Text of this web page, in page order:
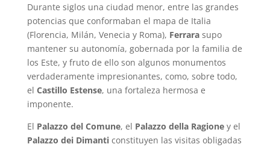
Durante siglos una ciudad menor, entre las grandes
potencias que conformaban el mapa de Italia
(Florencia, Milán, Venecia y Roma), Ferrarasupo
mantener su autonomía, gobernada por la familia de
los Este, y fruto de ello son algunos monumentos
verdaderamente impresionantes, como, sobre todo,
el Castillo Estense, una fortaleza hermosa e
imponente.
El Palazzo del Comune, el Palazzo della Ragioney el
Palazzo dei Dimanticonstituyen las visitas obligadas